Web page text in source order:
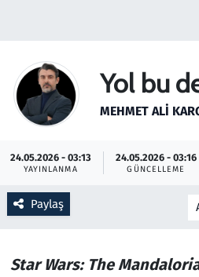
Yol bu
MEHMET ALI
24.05.2026 - 03:13
YAYINLANMA
24.05.2026 - 03:16
GÜNCELLEME
Paylaş
Star Wars: The
Haber
Kültür Sanat
Kurumsal Haberler
Otomobil